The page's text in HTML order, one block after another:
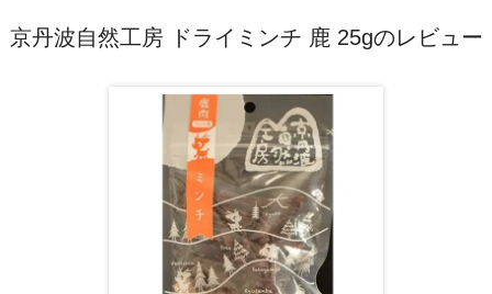
京丹波自然工房 ドライミンチ 鹿 25gのレビュー